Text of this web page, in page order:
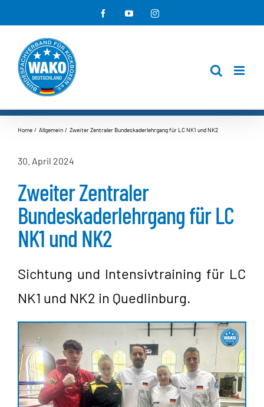
Inhalt
springen
FacebookYouTubeInstagram
Home Allgemein Zweiter Zentraler Bundeskaderlehrgang für LC NK1 und NK2
30. April 2024
Zweiter Zentraler
Bundeskaderlehrgang für LC
NK1 und NK2
Sichtung und Intensivtraining für LC
NK1 und NK2 in Quedlinburg.